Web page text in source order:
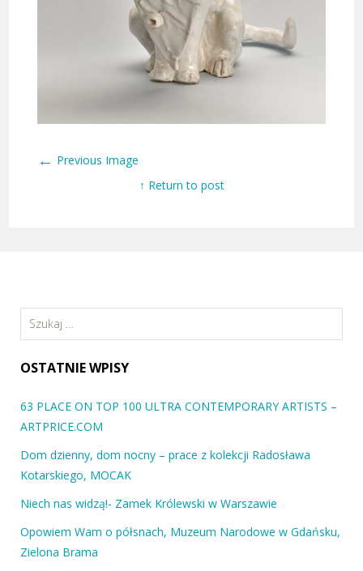
← Previous Image
↑ Return to post
Szukaj:
OSTATNIE WPISY
63 PLACE ON TOP 100 ULTRA CONTEMPORARY ARTISTS –
ARTPRICE.COM
Dom dzienny, dom nocny – prace z kolekcji Radosława
Kotarskiego, MOCAK
Niech nas widzą!- Zamek Królewski w Warszawie
Opowiem Wam o półsnach, Muzeum Narodowe w Gdańsku,
Zielona Brama